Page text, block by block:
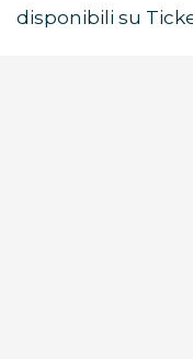
disponibili su